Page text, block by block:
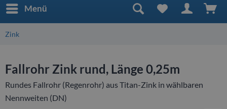
Menü
Zink
Fallrohr Zink rund, Länge 0,25m
Rundes Fallrohr (Regenrohr) aus Titan-Zink in wählbaren
Nennweiten (DN)